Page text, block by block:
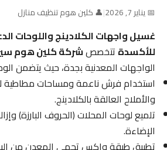
📅 يناير 7, 2026 |👤 كلين هوم تنظيف منازل
غسيل واجهات الكلادينج واللوحات
للأكسدةتتخصصشركة كلين هوم
الواجهات المعدنية بجدة، حيث يتضمن
استخدام فرش ناعمة ومساحات مطاطية لإزالة
والأملاح العالقة بالكلادينج.
تلميع لوحات المحلات (الحروف البارزة)
الإضاءة.